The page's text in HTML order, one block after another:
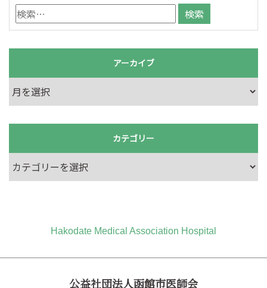
アーカイブ
カテゴリー
Hakodate Medical Association Hospital
公益社団法人函館市医師会